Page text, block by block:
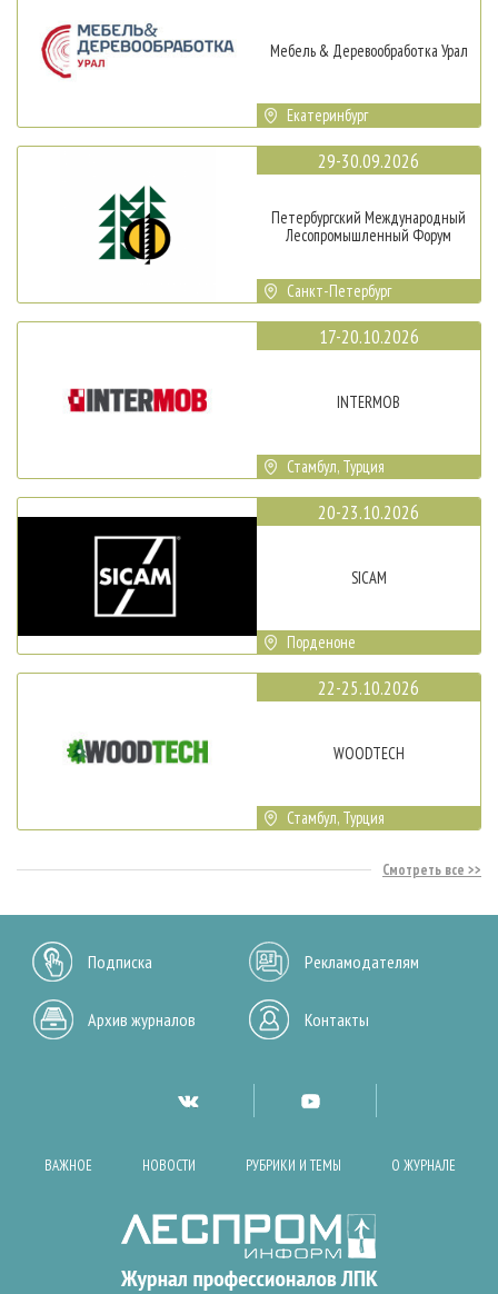
Мебель & Деревообработка Урал
Екатеринбург
29-30.09.2026
Петербургский Международный
Лесопромышленный Форум
Санкт-Петербург
17-20.10.2026
INTERMOB
Стамбул, Турция
20-23.10.2026
SICAM
Порденоне
22-25.10.2026
WOODTECH
Стамбул, Турция
Смотреть все
Подписка Рекламодателям
Архив журналов Контакты
ВАЖНОЕ НОВОСТИ РУБРИКИ И ТЕМЫ О ЖУРНАЛЕ